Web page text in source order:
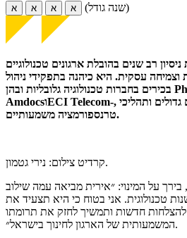
א א א א (שנה גודל)
רב שנים בהובלת ארגונים טכנולוגיים
וצמיחה עסקית. היא כיהנה בתפקידי ניהול
בכירים בחברות טכנולוגיה גלובליות ובהן Philips Healthcare,
AmdocsוECI Telecom-, שם הובילה צוותים גדולים ותהליכי
טרנספורמציה משמעותיים.
קרדיט צילום: נירי גטמון.
בירך על המינוי: ״אירית מביאה עמה שילוב
טכנולוגית. אני בטוח כי היא תצעיד את
חדשות ותמשיך לחזק את תרומתו
המשמעותית של הארגון לחינוך בישראל״.